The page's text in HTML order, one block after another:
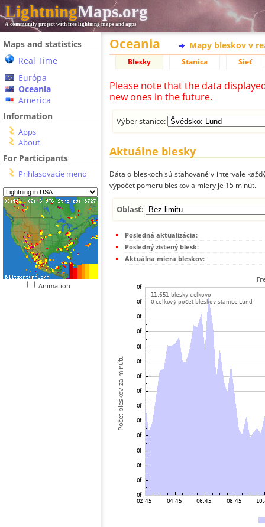
LightningMaps.org
A community project with free lightning maps and apps
Maps and statistics
Real Time
Európa
Oceania
America
Information
Apps
About
For Participants
Prihlasovacie meno
Animation
Oceania Mapy bleskov v
Blesky Stanica Sieť
Please note that the data
new ones in the future.
Výber stanice:
Aktuálne blesky
Dáta o bleskoch sú sťahované v intervale
výpočet pomeru bleskov a miery je 15 minút.
Oblasť:
Posledná aktualizácia:
Posledný zistený blesk:
Aktuálna miera bleskov: